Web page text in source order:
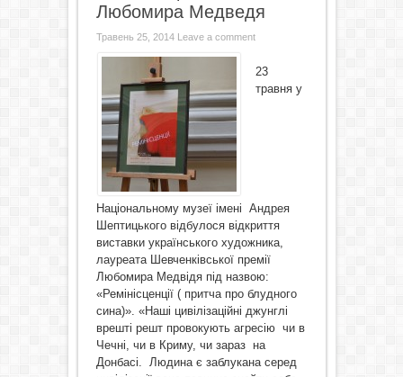
Любомира Медведя
Травень 25, 2014 Leave a comment
23
травня у
Національному музеї імені Андрея
Шептицького відбулося відкриття
виставки українського художника,
лауреата Шевченківської премії
Любомира Медвідя під назвою:
«Ремінісценції ( притча про блудного
сина)». «Наші цивілізаційні джунглі
врешті решт провокують агресію чи в
Чечні, чи в Криму, чи зараз на
Донбасі. Людина є заблукана серед